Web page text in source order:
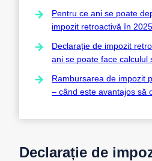
Pentru ce ani se poate
impozit retroactivă în
Declarație de impozit
ani se poate face calculul
Rambursarea de impozit
– când este avantajos să
Declarație de